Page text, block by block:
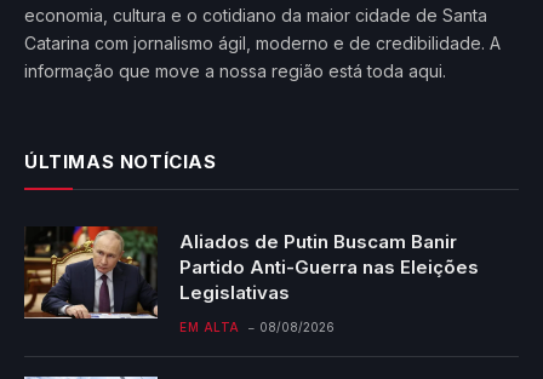
economia, cultura e o cotidiano da maior cidade de Santa
Catarina com jornalismo ágil, moderno e de credibilidade. A
informação que move a nossa região está toda aqui.
ÚLTIMAS NOTÍCIAS
Aliados de Putin Buscam Banir
Partido Anti-Guerra nas Eleições
Legislativas
EM ALTA 08/08/2026